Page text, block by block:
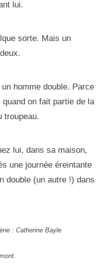
lui.
sorte. Mais un
homme double. Parce
on fait partie de la
troupeau.
lui, dans sa maison,
une journée éreintante
double (un autre !) dans
: Catherine Bayle